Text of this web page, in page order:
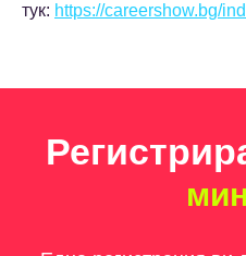
тук: https://careershow.bg/